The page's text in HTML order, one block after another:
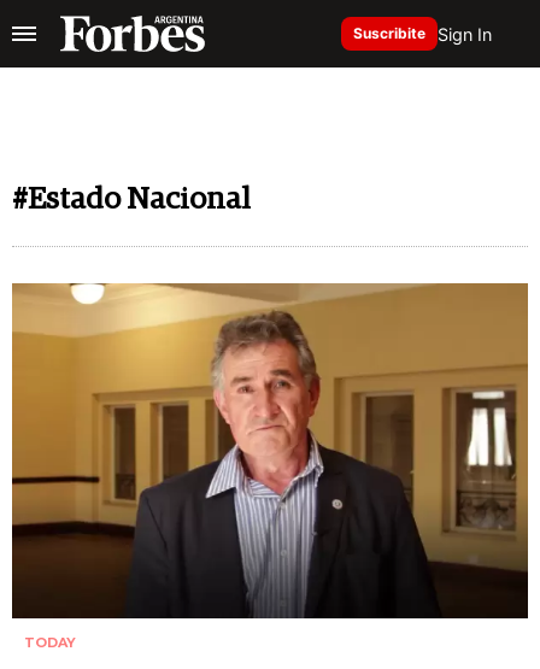
Suscribite Sign In
#Estado Nacional
TODAY